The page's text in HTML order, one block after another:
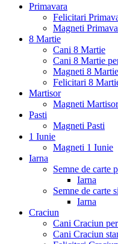
Primavara
Felicitari
Magneti
8 Martie
Cani 8 Martie
Cani 8 Martie
Magneti 8 Martie
Felicitari 8
Martisor
Magneti Martisor
Pasti
Magneti Pasti
1 Iunie
Magneti 1 Iunie
Iarna
Semne de carte
Iarna
Semne de carte
Iarna
Craciun
Cani Craciun
Cani Craciun